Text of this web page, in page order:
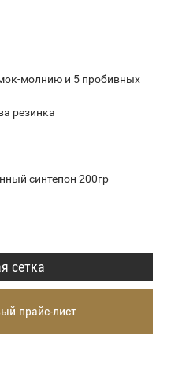
молнию и 5 пробивных
резинка
синтепон 200гр
сетка
прайс-лист